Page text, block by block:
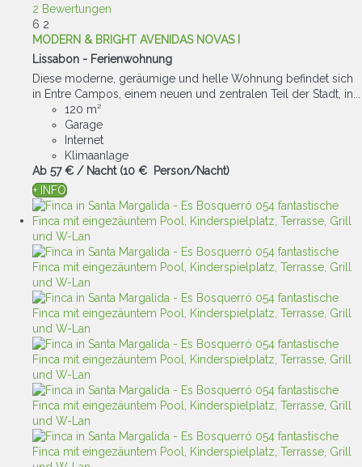
2 Bewertungen
6 2
MODERN & BRIGHT AVENIDAS NOVAS I
Lissabon - Ferienwohnung
Diese moderne, geräumige und helle Wohnung befindet sich
in Entre Campos, einem neuen und zentralen Teil der Stadt, in...
120 m²
Garage
Internet
Klimaanlage
Ab 57 € / Nacht (10 € Person/Nacht)
+ INFO